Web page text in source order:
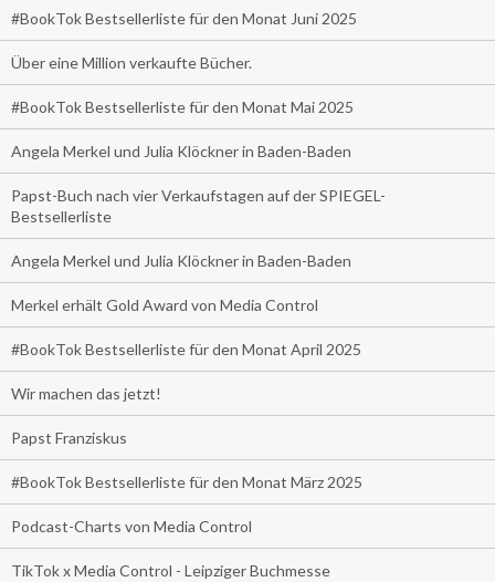
#BookTok Bestsellerliste für den Monat Juni 2025
Über eine Million verkaufte Bücher.
#BookTok Bestsellerliste für den Monat Mai 2025
Angela Merkel und Julia Klöckner in Baden-Baden
Papst-Buch nach vier Verkaufstagen auf der SPIEGEL-
Bestsellerliste
Angela Merkel und Julia Klöckner in Baden-Baden
Merkel erhält Gold Award von Media Control
#BookTok Bestsellerliste für den Monat April 2025
Wir machen das jetzt!
Papst Franziskus
#BookTok Bestsellerliste für den Monat März 2025
Podcast-Charts von Media Control
TikTok x Media Control - Leipziger Buchmesse